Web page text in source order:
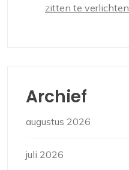
zitten te verlichten
Archief
augustus 2026
juli 2026